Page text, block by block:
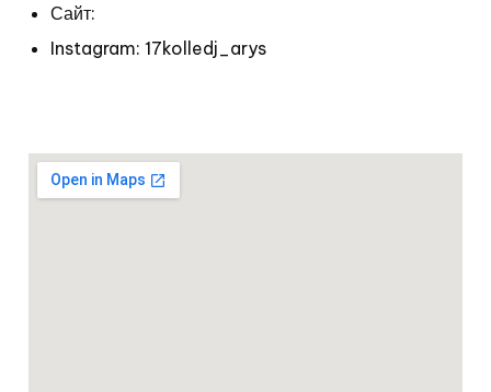
Сайт:
Instagram: 17kolledj_arys